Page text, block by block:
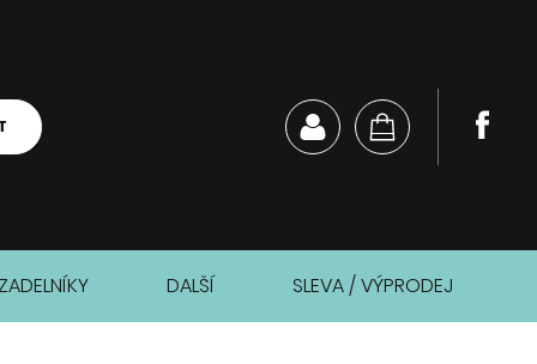
DALŠÍ SLEVA / VÝPRODEJ